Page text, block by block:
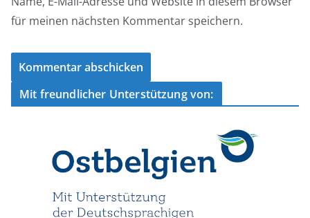
für meinen nächsten Kommentar speichern.
Mit freundlicher Unterstützung von: